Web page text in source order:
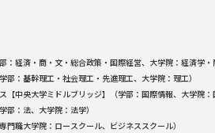
：経済・商・文・総合政策・国際経営、大学院：経済学・
部：基幹理工・社会理工・先進理工、大学院：理工）
【中央大学ミドルブリッジ】（学部：国際情報、大学院：
部：法、大学院：法学）
門職大学院：ロースクール、ビジネススクール）